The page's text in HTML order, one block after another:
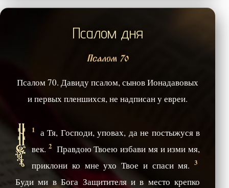
Псалом дня
Псалом 70
Псалом 70. Давиду псалом, сынов Ионадавовых
и первых пленшихся, не надписан у евреи.
1
Н
а Тя, Господи, уповах, да не постыжуся в
век. 2 Правдою Твоею избави мя и изми мя,
приклони ко мне ухо Твое и спаси мя.3
Буди ми в Бога Защитителя и в место крепко